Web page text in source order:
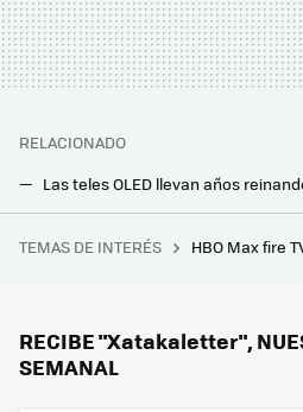
RELACIONADO
TEMAS DE INTERÉS HBO Max fire
RECIBE "Xatakaletter",
SEMANAL